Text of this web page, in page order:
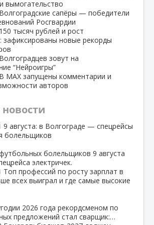
вымогательство
Волгоградские сапёры — победители
Росгвардии
150 тысяч рублей и рост
зафиксированы новые рекорды
Волгоградцев зовут на
“Нейроигры”
В МАХ запущены комментарии и
авторов
9 августа: в Волгограде — спецрейсы
болельщиков
болельщиков 9 августа
электричек.
Топ профессий по росту зарплат в
всех выиграл и где самые высокие
2026 года рекордсменом по
предложений стал сварщик:…